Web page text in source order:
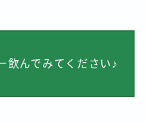
飲んでみてください♪